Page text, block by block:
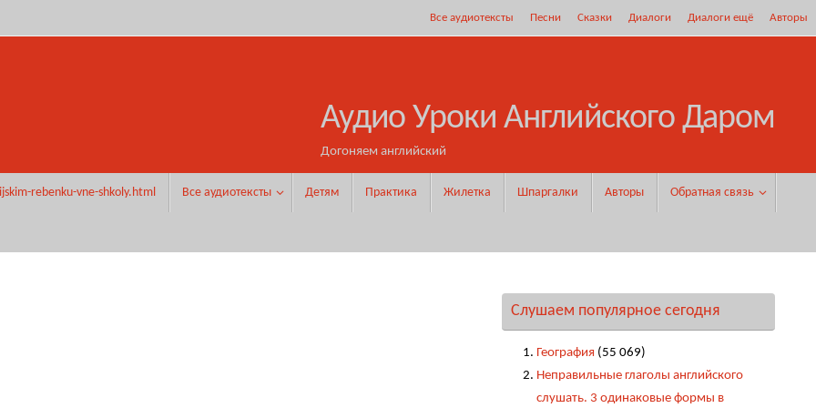
Все аудиотексты Песни Сказки Диалоги Диалоги ещё Авторы
Аудио Уроки Английского Даром
Догоняем английский
rebenku-vne-shkoly.html Все аудиотексты Детям Практика Жилетка Шпаргалки Авторы Обратная связь
Слушаем популярное сегодня
География (55 069)
Неправильные глаголы английского
слушать. 3 одинаковые формы в